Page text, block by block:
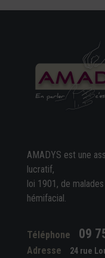
AMADYS est une
lucratif,
loi 1901, de
hémifacial.
Téléphone 09
Adresse 24 rue